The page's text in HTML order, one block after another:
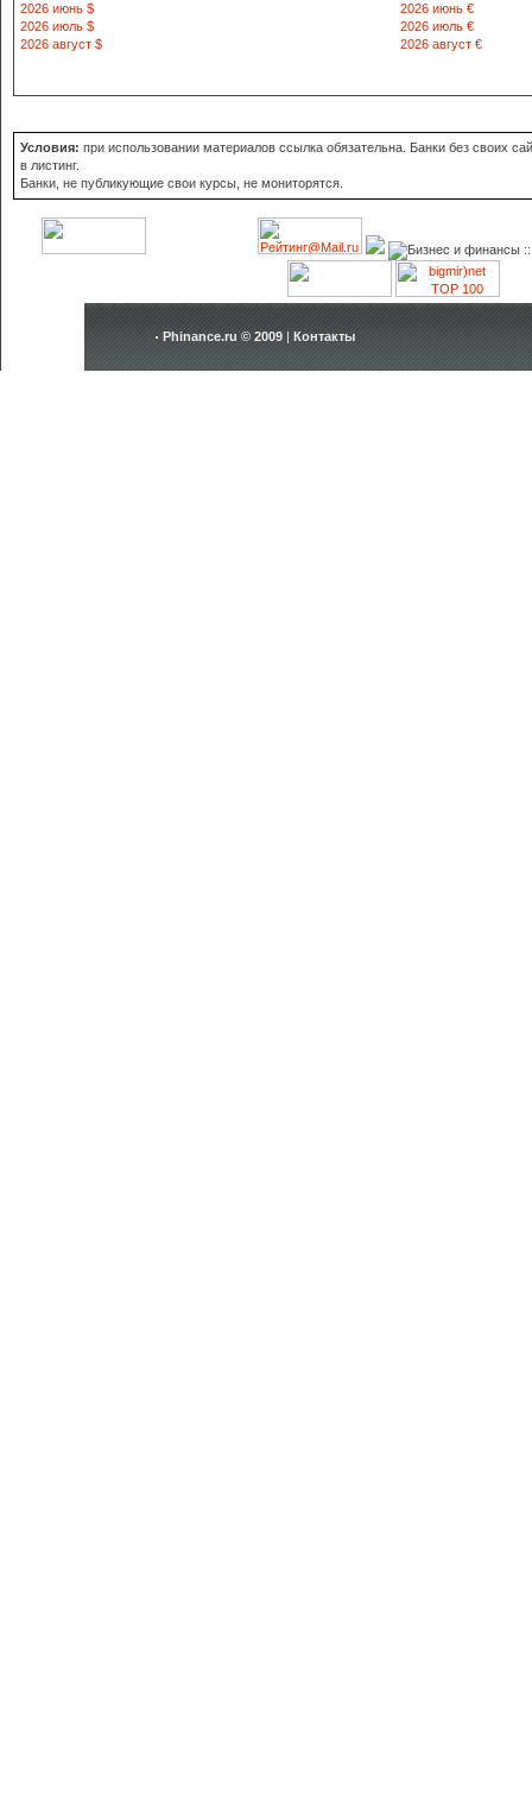
717106
куча 5-уй
717106
412-16-11
717442
г.ар
8 369 612-17-59
61-22-710
8 361 780-
2026 июнь $
2026 июнь €
2026 июль $
2026 июль €
2026 август $
2026 август €
Условия: при использовании материалов ссылка обязательна. Банки без своих
в листинг.
Банки, не публикующие свои курсы, не мониторятся.
Phinance.ru © 2009 | Контакты